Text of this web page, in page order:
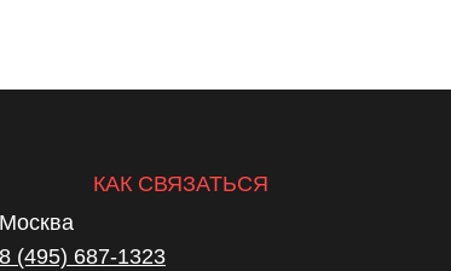
КАК СВЯЗАТЬСЯ
Москва
8 (495) 687-1323